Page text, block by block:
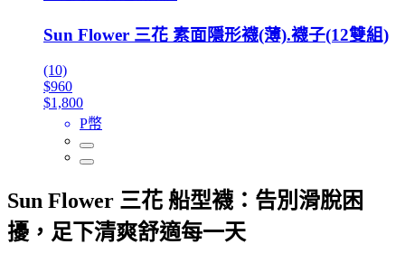
Sun Flower 三花 素面隱形襪(薄).襪子(12雙組)
(10)
$960
$1,800
P幣
Sun Flower 三花 船型襪：告別滑脫困
擾，足下清爽舒適每一天